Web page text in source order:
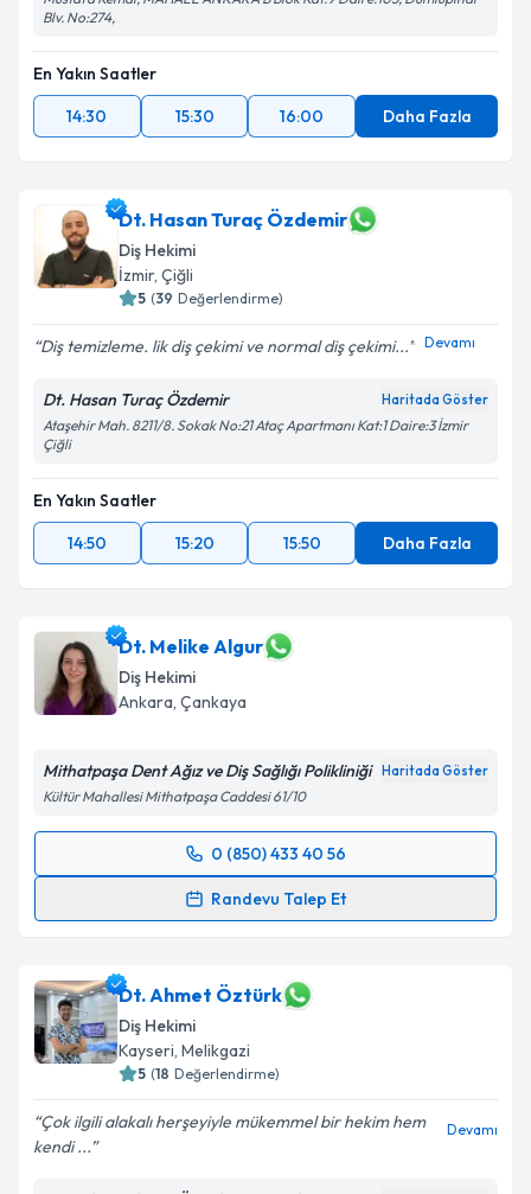
Blv. No:274,
En Yakın Saatler
14:30
15:30 16:00 Daha Fazla
Dt. Hasan Turaç Özdemir
Diş Hekimi
İzmir, Çiğli
5 (39 Değerlendirme)
Diş temizleme. lik diş çekimi ve normal diş çekimi... Devamı
Dt. Hasan Turaç Özdemir Haritada Göster
Ataşehir Mah. 8211/8. Sokak No:21 Ataç Apartmanı Kat:1 Daire:3 İzmir
Çiğli
En Yakın Saatler
14:50
15:20 15:50 Daha Fazla
Dt. Melike Algur
Diş Hekimi
Ankara, Çankaya
Mithatpaşa Dent Ağız ve Diş Sağlığı Polikliniği Haritada Göster
Kültür Mahallesi Mithatpaşa Caddesi 61/10
0 (850) 433 40 56
Randevu Talep Et
Randevu Takvimi Talebi
hazırlandığında e-posta ile bilgilendireceğiz.
E-posta Adresiniz
Dt. Ahmet Öztürk
Diş Hekimi
Kayseri, Melikgazi
5 (18 Değerlendirme)
Çok ilgili alakalı herşeyiyle mükemmel bir hekim hem
kendi ...
Devamı